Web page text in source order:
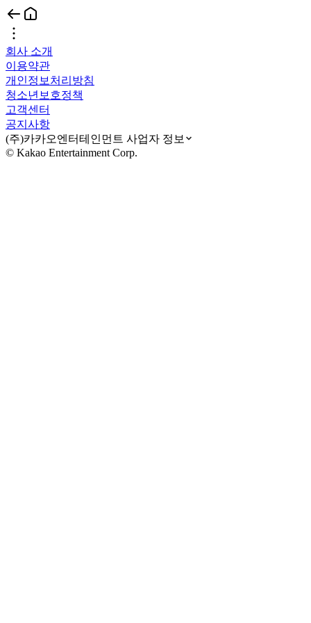
회사 소개
이용약관
개인정보처리방침
청소년보호정책
고객센터
공지사항
(주)카카오엔터테인먼트 사업자 정보
© Kakao Entertainment Corp.